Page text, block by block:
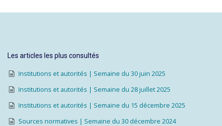
Les articles les plus consultés
Institutions et autorités | Semaine du 30 juin 2025
Institutions et autorités | Semaine du 28 juillet 2025
Institutions et autorités | Semaine du 15 décembre 2025
Sources normatives | Semaine du 30 décembre 2024